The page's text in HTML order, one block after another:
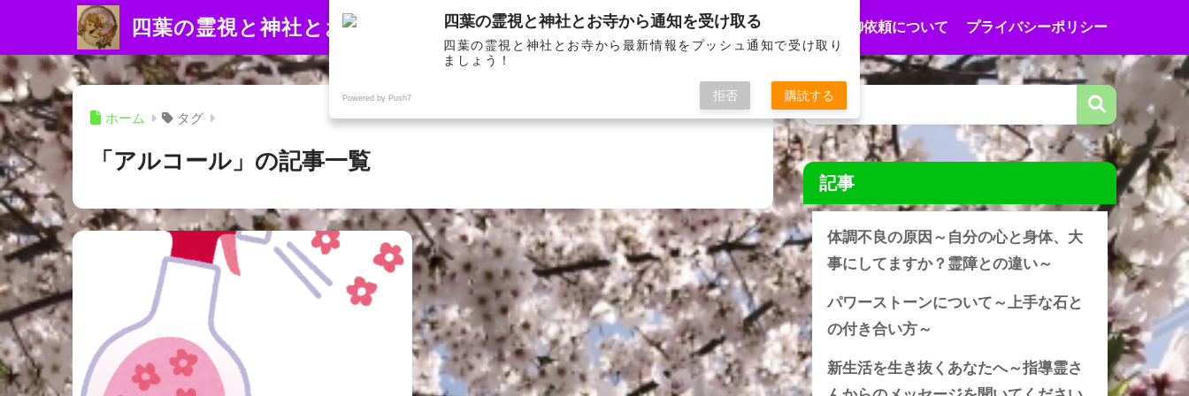
四葉の霊視と神社とお寺 お問い合わせ 御依頼について プライバシーポリシー
ホーム タグ
「アルコール」の記事一覧
記事
体調不良の原因～自分の心と身体、大
事にしてますか？霊障との違い～
パワーストーンについて～上手な石と
の付き合い方～
新生活を生き抜くあなたへ～指導霊さ
四葉の霊視と神社とお寺から通知を受け取る
四葉の霊視と神社とお寺から最新情報をプッシュ通知で受け取り
ましょう！
Powered by Push7 拒否 購読する